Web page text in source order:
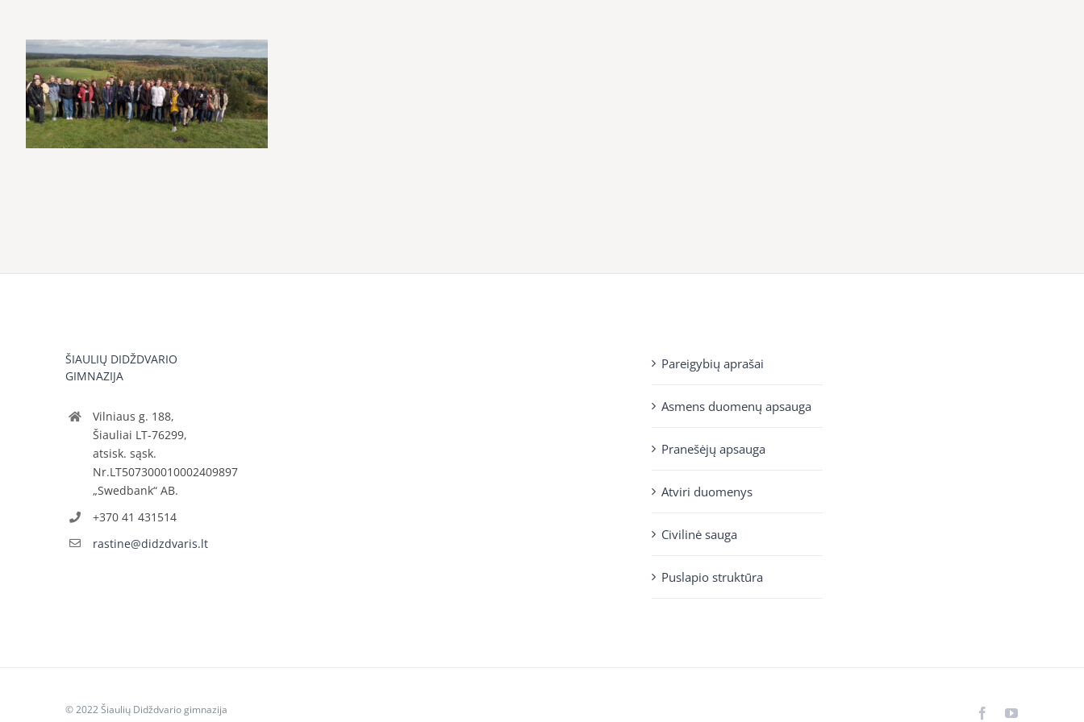
ŠIAULIŲ DIDŽDVARIO
GIMNAZIJA
Vilniaus g. 188,
Šiauliai LT-76299,
atsisk. sąsk.
Nr.LT507300010002409897
„Swedbank“ AB.
+370 41 431514
rastine@didzdvaris.lt
Pareigybių aprašai
Asmens duomenų apsauga
Pranešėjų apsauga
Atviri duomenys
Civilinė sauga
Puslapio struktūra
© 2022 Šiaulių Didždvario gimnazija FacebookYouTube